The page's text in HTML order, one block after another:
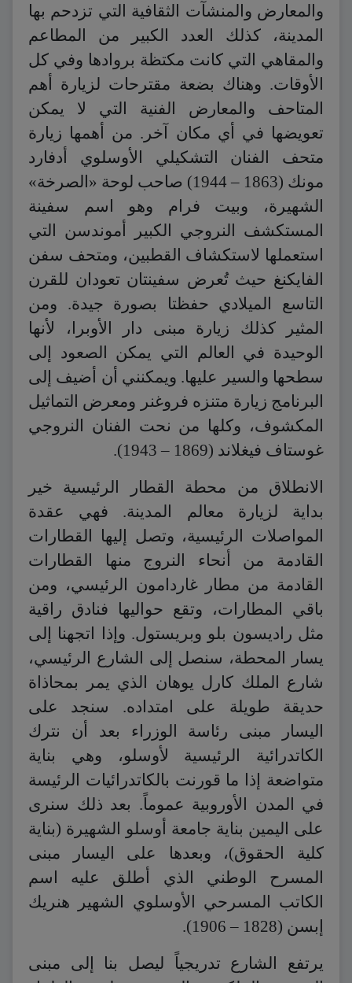
والمعارض والمنشآت الثقافية التي تزدحم بها
المدينة، كذلك العدد الكبير من المطاعم
والمقاهي التي كانت مكتظة بروادها وفي كل
الأوقات. وهناك بضعة مقترحات لزيارة أهم
المتاحف والمعارض الفنية التي لا يمكن
تعويضها في أي مكان آخر. من أهمها زيارة
متحف الفنان التشكيلي الأوسلوي أدفارد
مونك (1863 – 1944) صاحب لوحة «الصرخة»
الشهيرة، وبيت فرام وهو اسم سفينة
المستكشف النروجي الكبير أموندسن التي
استعملها لاستكشاف القطبين، ومتحف سفن
الفايكنغ حيث تُعرض سفينتان تعودان للقرن
التاسع الميلادي حفظتا بصورة جيدة. ومن
المثير كذلك زيارة مبنى دار الأوبرا، لأنها
الوحيدة في العالم التي يمكن الصعود إلى
سطحها والسير عليها. ويمكنني أن أضيف إلى
البرنامج زيارة متنزه فروغنر ومعرض التماثيل
المكشوف، وكلها من نحت الفنان النروجي
غوستاف فيغلاند (1869 – 1943).
الانطلاق من محطة القطار الرئيسية خير
بداية لزيارة معالم المدينة. فهي عقدة
المواصلات الرئيسية، وتصل إليها القطارات
القادمة من أنحاء النروج منها القطارات
القادمة من مطار غاردامون الرئيسي، ومن
باقي المطارات، وتقع حواليها فنادق راقية
مثل راديسون بلو وبريستول. وإذا اتجهنا إلى
يسار المحطة، سنصل إلى الشارع الرئيسي،
شارع الملك كارل يوهان الذي يمر بمحاذاة
حديقة طويلة على امتداده. سنجد على
اليسار مبنى رئاسة الوزراء بعد أن نترك
الكاتدرائية الرئيسية لأوسلو، وهي بناية
متواضعة إذا ما قورنت بالكاتدرائيات الرئيسة
في المدن الأوروبية عموماً. بعد ذلك سنرى
على اليمين بناية جامعة أوسلو الشهيرة (بناية
كلية الحقوق)، وبعدها على اليسار مبنى
المسرح الوطني الذي أطلق عليه اسم
الكاتب المسرحي الأوسلوي الشهير هنريك
إبسن (1828 – 1906).
يرتفع الشارع تدريجياً ليصل بنا إلى مبنى